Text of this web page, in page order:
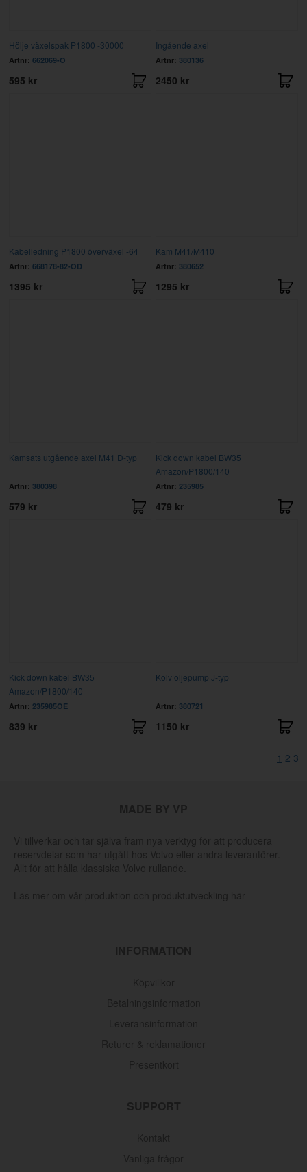
Hölje växelspak P1800 -30000
Artnr: 662069-O
595 kr
Ingående axel
Artnr: 380136
2450 kr
Kabelledning P1800 överväxel -64
Artnr: 668178-82-OD
1395 kr
Kam M41/M410
Artnr: 380652
1295 kr
Kamsats utgående axel M41 D-typ
Artnr: 380398
579 kr
Kick down kabel BW35
Amazon/P1800/140
Artnr: 235985
479 kr
Kick down kabel BW35
Amazon/P1800/140
Artnr: 235985OE
839 kr
Kolv oljepump J-typ
Artnr: 380721
1150 kr
1 2 3